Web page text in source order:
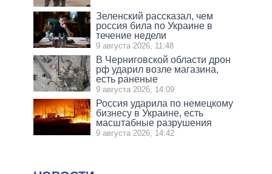
Зеленский рассказал, чем
россия била по Украине в
течение недели
9 августа 2026, 11:48
В Черниговской области дрон
рф ударил возле магазина,
есть раненые
9 августа 2026, 14:09
Россия ударила по немецкому
бизнесу в Украине, есть
масштабные разрушения
9 августа 2026, 14:42